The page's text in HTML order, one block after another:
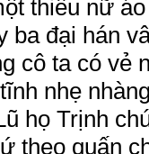
thiếu nữ
ba đại hán
cô ta có vẻ
nhẹ
họ Trịnh
theo quấn